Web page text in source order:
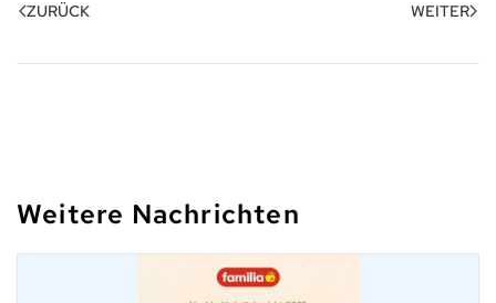
ZURÜCK WEITER
Weitere Nachrichten